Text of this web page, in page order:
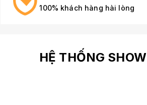
100% khách hàng hài lòng
HỆ THỐNG